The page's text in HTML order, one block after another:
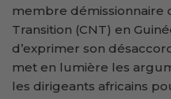
membre démissionnaire
Transition (CNT) en
d’exprimer son
met en lumière les
les dirigeants africains